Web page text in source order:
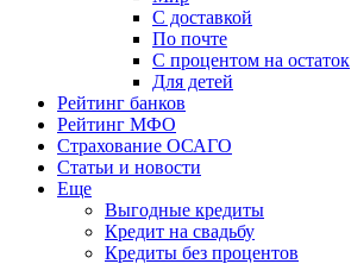
С доставкой
По почте
С процентом на остаток
Для детей
Рейтинг банков
Рейтинг МФО
Страхование ОСАГО
Статьи и новости
Еще
Выгодные кредиты
Кредит на свадьбу
Кредиты без процентов